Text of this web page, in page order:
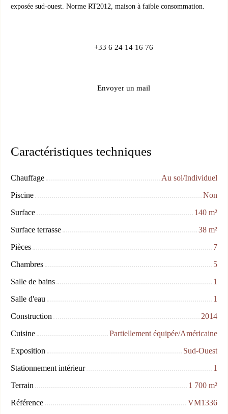
exposée sud-ouest. Norme RT2012, maison à faible consommation.
+33 6 24 14 16 76
Envoyer un mail
Caractéristiques techniques
Chauffage
Au sol/Individuel
Piscine
Non
Surface
140 m²
Surface terrasse
38 m²
Pièces
7
Chambres
5
Salle de bains
1
Salle d'eau
1
Construction
2014
Cuisine
Partiellement équipée/Américaine
Exposition
Sud-Ouest
Stationnement intérieur
1
Terrain
1 700 m²
Référence
VM1336